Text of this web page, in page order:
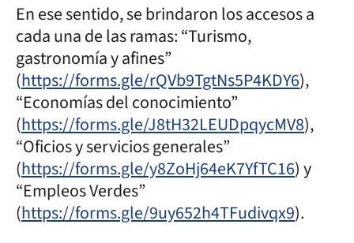
En ese sentido, se brindaron los accesos a
cada una de las ramas: “Turismo,
gastronomía y afines”
(https://forms.gle/rQVb9TgtNs5P4KDY6),
“Economías del conocimiento”
(https://forms.gle/J8tH32LEUDpqycMV8),
“Oficios y servicios generales”
(https://forms.gle/y8ZoHj64eK7YfTC16) y
“Empleos Verdes”
(https://forms.gle/9uy652h4TFudivqx9).